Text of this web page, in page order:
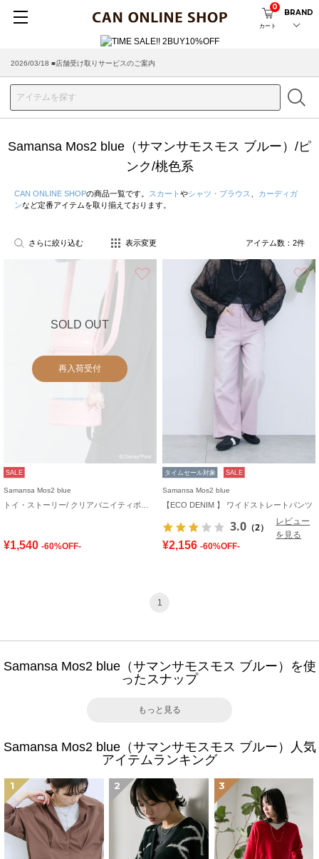
カート
0
BRAND
2026/03/18 ■店舗受け取りサービスのご案内
Samansa Mos2 blue（サマンサモスモス ブルー）/ピ
ンク/桃色系
CAN ONLINE SHOPの商品一覧です。 スカート やシャツ・ブラウス
カーディガ
ンなど定番アイテムを取り揃えております。
さらに絞り込む 表示変更 アイテム数： 2件
SOLD OUT
再入荷受付
SALE
Samansa Mos2 blue
¥1,540 -60%OFF-
タイムセール対象 SALE
Samansa Mos2 blue
【ECO DENIM 】 ワイドストレートパンツ
3.0 （2）
レビュー
を見る
¥2,156 -60%OFF-
1
Samansa Mos2 blue（サマンサモスモス ブルー）を使
ったスナップ
もっと見る
Samansa Mos2 blue（サマンサモスモス ブルー）人気
アイテムランキング
1 2 3